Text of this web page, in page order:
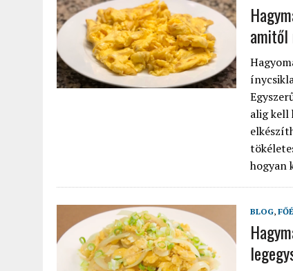
amitől
alig kell
hogyan
BLOG,